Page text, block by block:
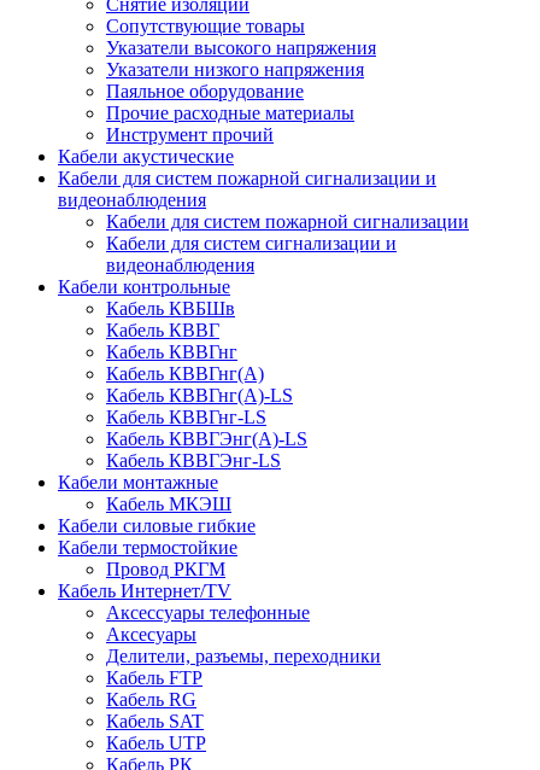
Снятие изоляции
Сопутствующие товары
Указатели высокого напряжения
Указатели низкого напряжения
Паяльное оборудование
Прочие расходные материалы
Инструмент прочий
Кабели акустические
Кабели для систем пожарной сигнализации и
видеонаблюдения
Кабели для систем пожарной сигнализации
Кабели для систем сигнализации и
видеонаблюдения
Кабели контрольные
Кабель КВБШв
Кабель КВВГ
Кабель КВВГнг
Кабель КВВГнг(А)
Кабель КВВГнг(А)-LS
Кабель КВВГнг-LS
Кабель КВВГЭнг(А)-LS
Кабель КВВГЭнг-LS
Кабели монтажные
Кабель МКЭШ
Кабели силовые гибкие
Кабели термостойкие
Провод РКГМ
Кабель Интернет/TV
Аксессуары телефонные
Аксесуары
Делители, разъемы, переходники
Кабель FTP
Кабель RG
Кабель SAT
Кабель UTP
Кабель РК